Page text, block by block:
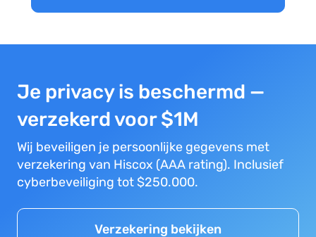
Je privacy is beschermd —
verzekerd voor $1M
Wij beveiligen je persoonlijke gegevens met
verzekering van Hiscox (AAA rating). Inclusief
cyberbeveiliging tot $250.000.
Verzekering bekijken